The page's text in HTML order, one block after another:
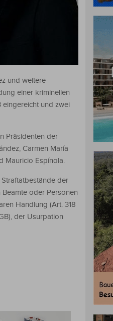
und weitere
einer kriminellen
eingereicht und zwei
Präsidenten der
Carmen María
Mauricio Espínola.
der
oder Personen
Handlung (Art. 318
der Usurpation